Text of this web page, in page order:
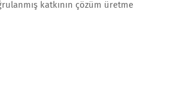
katkının çözüm üretme